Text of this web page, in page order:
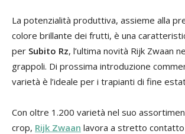
La potenzialità produttiva, assieme alla
colore brillante dei frutti, è una
per Subito Rz, l’ultima novità Rijk Zwaan
grappoli. Di prossima introduzione
varietà è l’ideale per i trapianti di fine
Con oltre 1.200 varietà nel suo
crop, Rijk Zwaan lavora a stretto